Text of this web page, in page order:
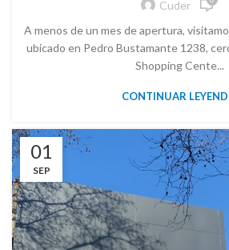
Cuder
A menos de un mes de apertura,
ubicado en Pedro Bustamante 1238,
Shopping Cente...
CONTINUAR
01
SEP